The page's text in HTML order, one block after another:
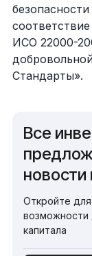
ИСО 22000-
Стандарты».
Все
Откройте
возможности
капитала